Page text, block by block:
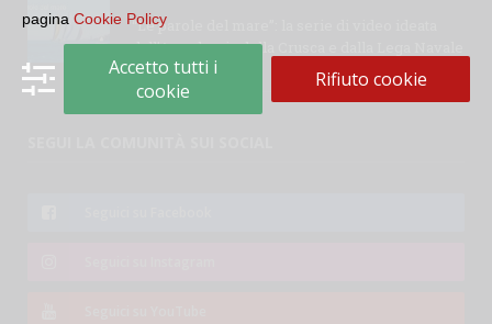
“Le parole del mare”: la serie di video ideata
dall’Accademia della Crusca e dalla Lega Navale
italiana
pagina Cookie Policy
Accetto tutti i
cookie
Rifiuto cookie